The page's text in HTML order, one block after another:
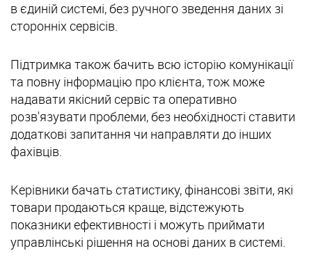
в єдиній системі, без ручного зведення даних зі
сторонніх сервісів.
Підтримка також бачить всю історію комунікації
та повну інформацію про клієнта, тож може
надавати якісний сервіс та оперативно
розв'язувати проблеми, без необхідності ставити
додаткові запитання чи направляти до інших
фахівців.
Керівники бачать статистику, фінансові звіти, які
товари продаються краще, відстежують
показники ефективності і можуть приймати
управлінські рішення на основі даних в системі.